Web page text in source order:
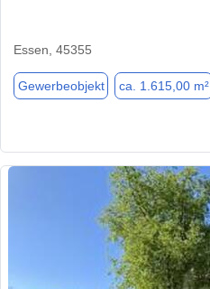
Essen, 45355
Gewerbeobjekt ca. 1.615,00 m²